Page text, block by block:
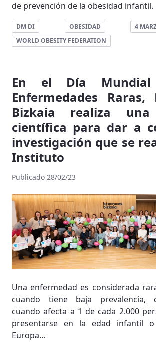
de prevención de la obesidad infantil.
DM DI OBESIDAD 4
WORLD OBESITY FEDERATION
En el Día
Enfermedades Raras,
Bizkaia realiza una
científica para dar a
investigación que se
Instituto
Publicado 28/02/23
Una enfermedad es considerada
cuando tiene baja prevalencia,
cuando afecta a 1 de cada 2.000
presentarse en la edad infantil
Europa...